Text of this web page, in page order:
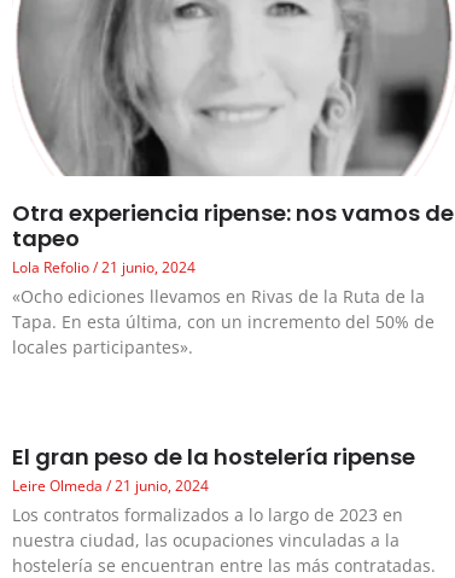
Otra experiencia ripense: nos vamos de
tapeo
Lola Refolio 21 junio, 2024
«Ocho ediciones llevamos en Rivas de la Ruta de la
Tapa. En esta última, con un incremento del 50% de
locales participantes».
El gran peso de la hostelería ripense
Leire Olmeda 21 junio, 2024
Los contratos formalizados a lo largo de 2023 en
nuestra ciudad, las ocupaciones vinculadas a la
hostelería se encuentran entre las más contratadas.